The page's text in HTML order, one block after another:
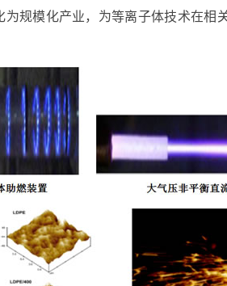
规模化产业，为等离子体技术在相